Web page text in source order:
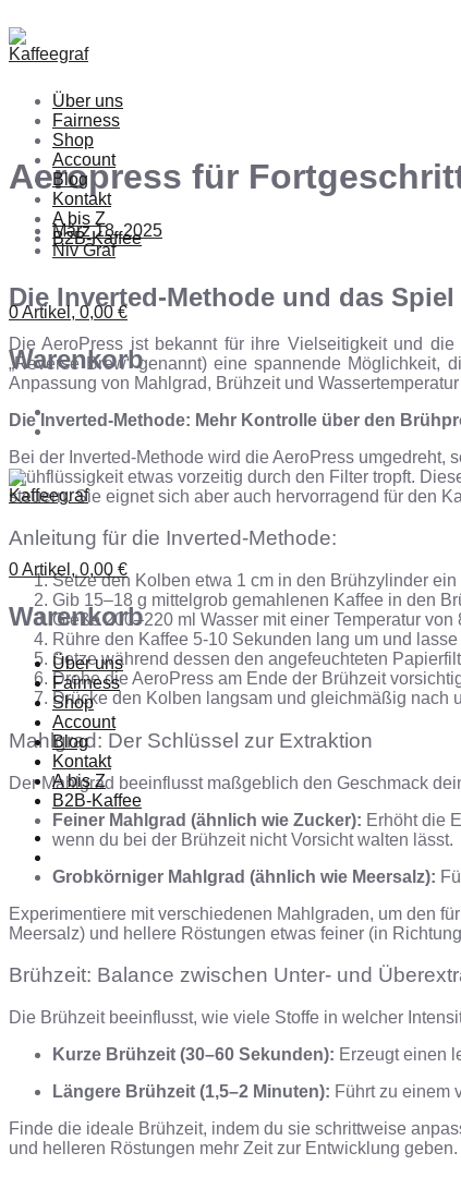
Skip
to
Menu
Close
Über uns
Fairness
Shop
Account
Blog
Kontakt
A bis Z
B2B-Kaffee
0 Artikel,0,00€
Warenkorb
0 Artikel, 0,00 €
Warenkorb
Über uns
Fairness
Shop
Account
Blog
Kontakt
A bis Z
B2B-Kaffee
Aeropress für
März 18, 2025
Niv Graf
Die Inverted-Methode und das
Die AeroPress ist bekannt für ihre Vielseitigkeit und
„Reverse Brew“ genannt) eine spannende
Anpassung von Mahlgrad, Brühzeit und
Die Inverted-Methode: Mehr Kontrolle über den
Bei der Inverted-Methode wird die AeroPress
Brühflüssigkeit etwas vorzeitig durch den Filter tropft.
steuern. Sie eignet sich aber auch hervorragend für den
Anleitung für die Inverted-Methode:
Setze den Kolben etwa 1 cm in den Brühzylinder
Gib 15–18 g mittelgrob gemahlenen Kaffee in den
Gieße 200–220 ml Wasser mit einer Temperatur von
Rühre den Kaffee 5-10 Sekunden lang um und
Setze während dessen den angefeuchteten
Drehe die AeroPress am Ende der Brühzeit
Drücke den Kolben langsam und gleichmäßig nach
Mahlgrad: Der Schlüssel zur Extraktion
Der Mahlgrad beeinflusst maßgeblich den Geschmack
Feiner Mahlgrad (ähnlich wie Zucker): Erhöht die
wenn du bei der Brühzeit nicht Vorsicht walten lässt.
Grobkörniger Mahlgrad (ähnlich wie Meersalz):
Experimentiere mit verschiedenen Mahlgraden, um den
Meersalz) und hellere Röstungen etwas feiner (in
Brühzeit: Balance zwischen Unter- und
Die Brühzeit beeinflusst, wie viele Stoffe in welcher
Kurze Brühzeit (30–60 Sekunden): Erzeugt einen
Längere Brühzeit (1,5–2 Minuten): Führt zu einem
Finde die ideale Brühzeit, indem du sie schrittweise
und helleren Röstungen mehr Zeit zur Entwicklung geben.